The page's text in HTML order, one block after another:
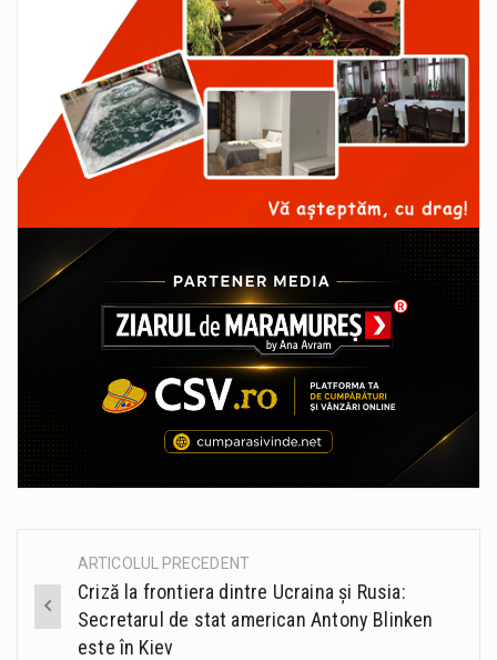
Post
navigation
ARTICOLUL PRECEDENT
Criză la frontiera dintre Ucraina și Rusia:
Secretarul de stat american Antony Blinken
este în Kiev